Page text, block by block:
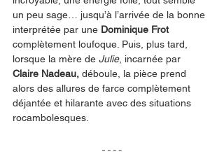
un peu sage… jusqu’à l’arrivée de la bonne
interprétée par une Dominique Frot
complètement loufoque. Puis, plus tard,
lorsque la mère de Julie, incarnée par
Claire Nadeau, déboule, la pièce prend
alors des allures de farce complètement
déjantée et hilarante avec des situations
rocambolesques.